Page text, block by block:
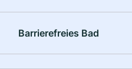
Barrierefreies Bad